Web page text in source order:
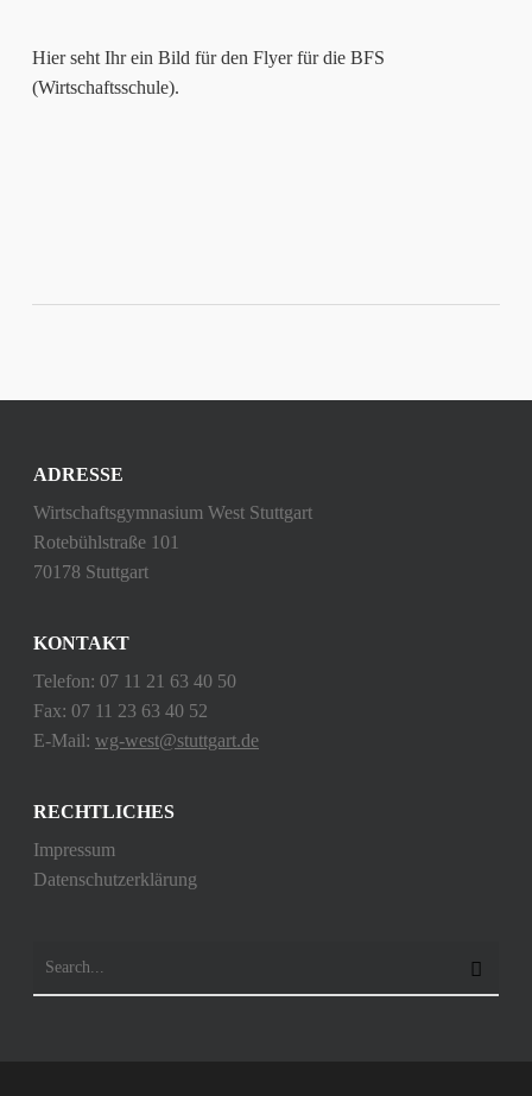
Hier seht Ihr ein Bild für den Flyer für die BFS
(Wirtschaftsschule).
ADRESSE
Wirtschaftsgymnasium West Stuttgart
Rotebühlstraße 101
70178 Stuttgart
KONTAKT
Telefon: 07 11 21 63 40 50
Fax: 07 11 23 63 40 52
E-Mail: wg-west@stuttgart.de
RECHTLICHES
Impressum
Datenschutzerklärung